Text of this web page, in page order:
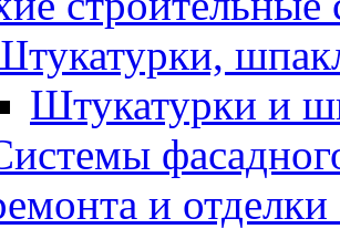
Штукатурки и
и отделки